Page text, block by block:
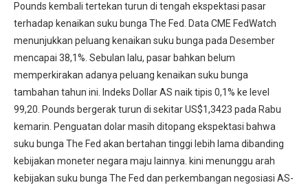
Pounds kembali tertekan turun di tengah ekspektasi pasar
terhadap kenaikan suku bunga The Fed. Data CME FedWatch
menunjukkan peluang kenaikan suku bunga pada Desember
mencapai 38,1%. Sebulan lalu, pasar bahkan belum
memperkirakan adanya peluang kenaikan suku bunga
tambahan tahun ini. Indeks Dollar AS naik tipis 0,1% ke level
99,20. Pounds bergerak turun di sekitar US$1,3423 pada Rabu
kemarin. Penguatan dolar masih ditopang ekspektasi bahwa
suku bunga The Fed akan bertahan tinggi lebih lama dibanding
kebijakan moneter negara maju lainnya. kini menunggu arah
kebijakan suku bunga The Fed dan perkembangan negosiasi AS-